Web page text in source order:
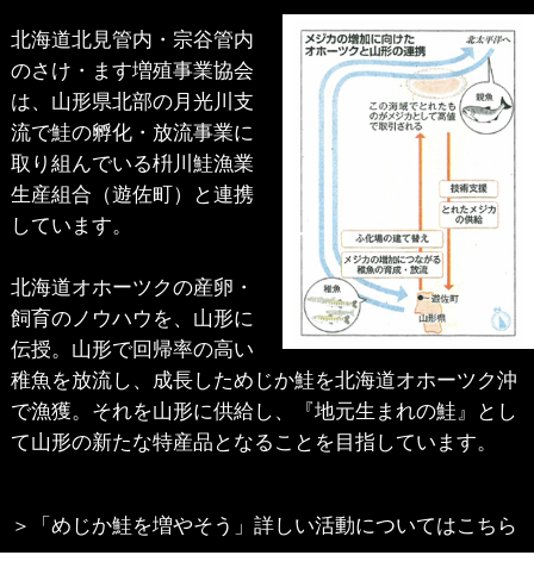
北海道北見管内・宗谷管内
のさけ・ます増殖事業協会
は、山形県北部の月光川支
流で鮭の孵化・放流事業に
取り組んでいる枡川鮭漁業
生産組合（遊佐町）と連携
しています。
北海道オホーツクの産卵・
飼育のノウハウを、山形に
伝授。山形で回帰率の高い
稚魚を放流し、成長しためじか鮭を北海道オホーツク沖
で漁獲。それを山形に供給し、『地元生まれの鮭』とし
て山形の新たな特産品となることを目指しています。
＞「めじか鮭を増やそう」詳しい活動についてはこちら